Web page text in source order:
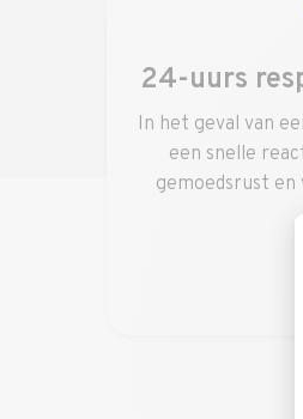
24-uurs
In het geval van
een snelle
gemoedsrust